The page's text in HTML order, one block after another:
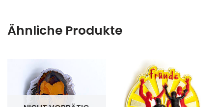
Ähnliche Produkte